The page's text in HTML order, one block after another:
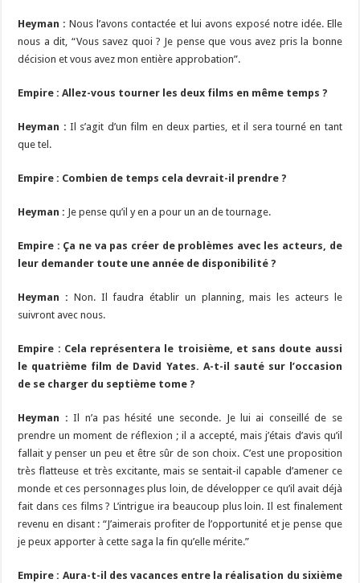
Heyman : Nous l’avons contactée et lui avons exposé notre idée. Elle
nous a dit, “Vous savez quoi ? Je pense que vous avez pris la bonne
décision et vous avez mon entière approbation”.
Empire : Allez-vous tourner les deux films en même temps ?
Heyman : Il s’agit d’un film en deux parties, et il sera tourné en tant
que tel.
Empire : Combien de temps cela devrait-il prendre ?
Heyman : Je pense qu’il y en a pour un an de tournage.
Empire : Ça ne va pas créer de problèmes avec les acteurs, de
leur demander toute une année de disponibilité ?
Heyman : Non. Il faudra établir un planning, mais les acteurs le
suivront avec nous.
Empire : Cela représentera le troisième, et sans doute aussi
le quatrième film de David Yates. A-t-il sauté sur l’occasion
de se charger du septième tome ?
Heyman : Il n’a pas hésité une seconde. Je lui ai conseillé de se
prendre un moment de réflexion ; il a accepté, mais j’étais d’avis qu’il
fallait y penser un peu et être sûr de son choix. C’est une proposition
très flatteuse et très excitante, mais se sentait-il capable d’amener ce
monde et ces personnages plus loin, de développer ce qu’il avait déjà
fait dans ces films ? L’intrigue ira beaucoup plus loin. Il est finalement
revenu en disant : “J’aimerais profiter de l’opportunité et je pense que
je peux apporter à cette saga la fin qu’elle mérite.”
Empire : Aura-t-il des vacances entre la réalisation du sixième